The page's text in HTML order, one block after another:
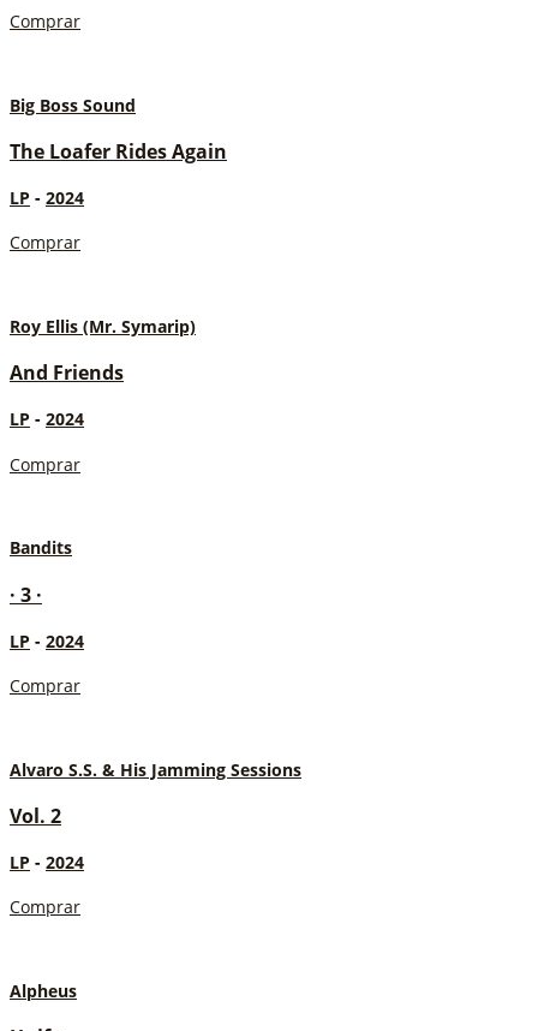
Comprar
Big Boss Sound
The Loafer Rides Again
LP - 2024
Comprar
Roy Ellis (Mr. Symarip)
And Friends
LP - 2024
Comprar
Bandits
· 3 ·
LP - 2024
Comprar
Alvaro S.S. & His Jamming Sessions
Vol. 2
LP - 2024
Comprar
Alpheus